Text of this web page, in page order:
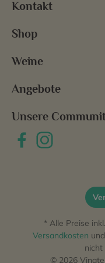
Shop
Weine
Angebote
Unsere
Kontakt
* Alle Preise
Versandkosten
nicht
© 2026